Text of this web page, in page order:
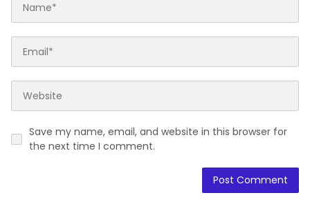
Save my name, email, and website in this browser for
the next time I comment.